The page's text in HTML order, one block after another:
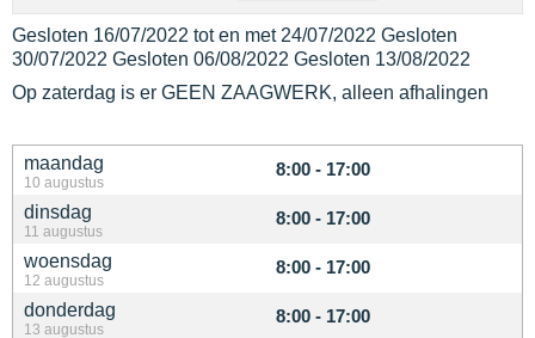
maandag
10 augustus
8:00 - 17:00
dinsdag
11 augustus
8:00 - 17:00
woensdag
12 augustus
8:00 - 17:00
donderdag
13 augustus
8:00 - 17:00
Gesloten 16/07/2022 tot en met 24/07/2022 Gesloten
30/07/2022 Gesloten 06/08/2022 Gesloten 13/08/2022
Op zaterdag is er GEEN ZAAGWERK, alleen afhalingen